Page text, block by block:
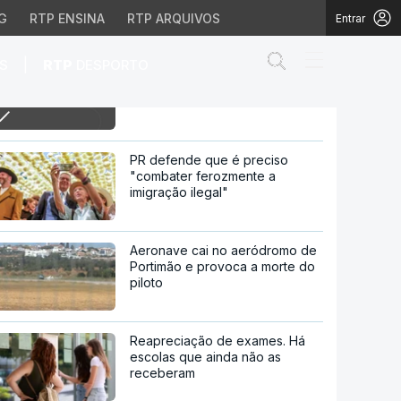
RTP ENSINA RTP ARQUIVOS Entrar
sofrer assédio
PR defende que é preciso
"combater ferozmente a
imigração ilegal"
Aeronave cai no aeródromo de
Portimão e provoca a morte do
piloto
Reapreciação de exames. Há
escolas que ainda não as
receberam